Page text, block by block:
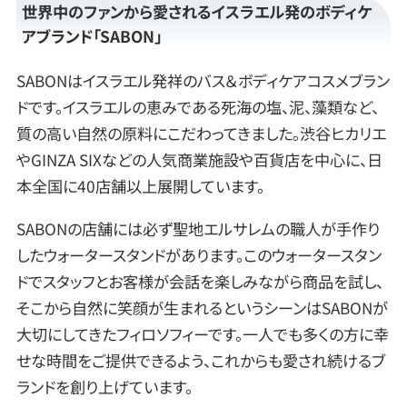
世界中のファンから愛されるイスラエル発のボディケ
アブランド「SABON」
SABONはイスラエル発祥のバス＆ボディケアコスメブラン
ドです。イスラエルの恵みである死海の塩、泥、藻類など、
質の高い自然の原料にこだわってきました。渋谷ヒカリエ
やGINZA SIXなどの人気商業施設や百貨店を中心に、日
本全国に40店舗以上展開しています。
SABONの店舗には必ず聖地エルサレムの職人が手作り
したウォータースタンドがあります。このウォータースタン
ドでスタッフとお客様が会話を楽しみながら商品を試し、
そこから自然に笑顔が生まれるというシーンはSABONが
大切にしてきたフィロソフィーです。一人でも多くの方に幸
せな時間をご提供できるよう、これからも愛され続けるブ
ランドを創り上げています。